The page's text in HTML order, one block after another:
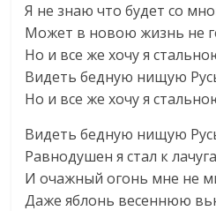
Я не знаю что будет со
Может в новою жизнь не
Но и все же хочу я
Видеть бедную нищую
Но и все же хочу я
Видеть бедную нищую
Равнодушен я стал к
И очажный огонь мне не
Даже яблонь весеннюю